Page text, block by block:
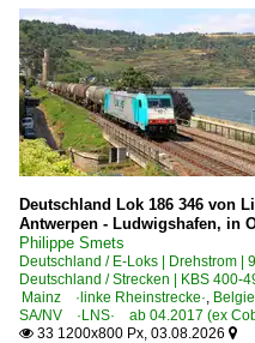
Bahntechnische
Brücken und Tunnel
Dieselloks
BR 77 HLD · BR 78
E-Loks | Mehrsystem
BR 18
2024
2025
2026
Deutschland Lok 186 346 von
Antwerpen - Ludwigshafen, in
Philippe Smets
Deutschland / E-Loks | Drehstrom
Deutschland / Strecken | KBS
Mainz ·linke Rheinstrecke·,
SA/NV ·LNS· ab 04.2017 (ex
 33 1200x800 Px, 03.08.2026 